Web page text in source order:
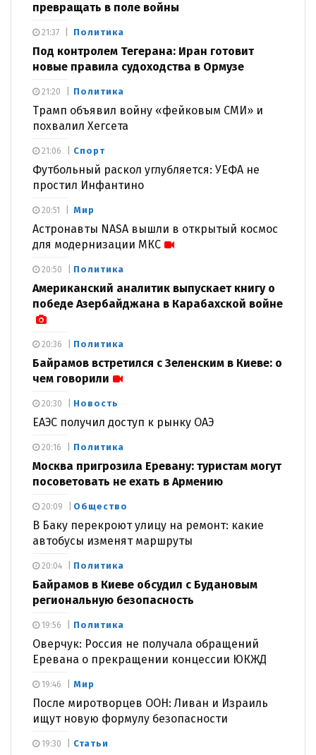
превращать в поле войны
Политика
Под контролем Тегерана: Иран готовит
новые правила судоходства в Ормузе
21:37
Политика
Трамп объявил войну «фейковым СМИ» и
похвалил Хегсета
21:20
Спорт
Футбольный раскол углубляется: УЕФА не
простил Инфантино
21:06
Мир
Астронавты NASA вышли в открытый космос
для модернизации МКС
20:51
Политика
Американский аналитик выпускает книгу о
победе Азербайджана в Карабахской войне
20:50
Политика
Байрамов встретился с Зеленским в Киеве: о
чем говорили
20:36
Новость
ЕАЭС получил доступ к рынку ОАЭ
20:30
Политика
Москва пригрозила Еревану: туристам могут
посоветовать не ехать в Армению
20:16
Общество
В Баку перекроют улицу на ремонт: какие
автобусы изменят маршруты
20:09
Политика
Байрамов в Киеве обсудил с Будановым
региональную безопасность
20:04
Политика
Оверчук: Россия не получала обращений
Еревана о прекращении концессии ЮКЖД
19:56
Мир
После миротворцев ООН: Ливан и Израиль
ищут новую формулу безопасности
19:46
Статьи
19:30